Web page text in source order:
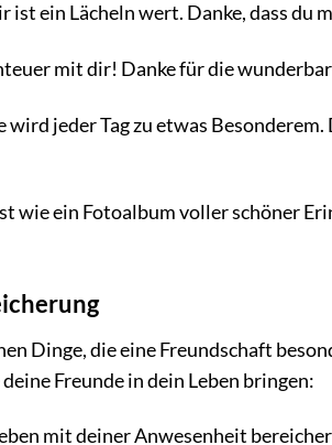
ist ein Lächeln wert. Danke, dass du
mit dir! Danke für die
jeder Tag zu etwas
wie ein Fotoalbum voller schöner
Dinge, die eine Freundschaft
Freunde in dein Leben bringen:
mit deiner Anwesenheit